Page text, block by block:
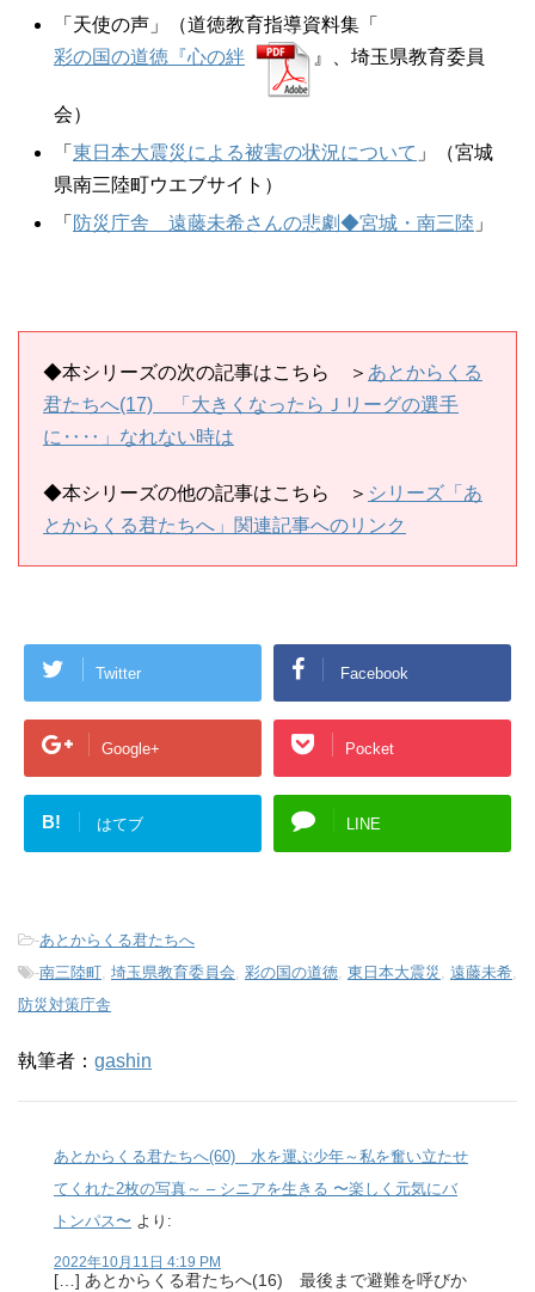
「天使の声」（道徳教育指導資料集「
彩の国の道徳『心の絆
』、埼玉県教育委員
会）
「 東日本大震災による被害の状況について 」（宮城
県南三陸町ウエブサイト）
「 防災庁舎 遠藤未希さんの悲劇◆宮城・南三陸 」
◆本シリーズの次の記事はこちら ＞ あとからくる
君たちへ(17) 「大きくなったらＪリーグの選手
に‥‥」なれない時は
◆本シリーズの他の記事はこちら ＞ シリーズ「あ
とからくる君たちへ」関連記事へのリンク
Twitter Facebook
Google+ Pocket
B! はてブ LINE
-あとからくる君たちへ
-南三陸町, 埼玉県教育委員会, 彩の国の道徳, 東日本大震災 , 遠藤未希,
防災対策庁舎
執筆者： gashin
あとからくる君たちへ(60) 水を運ぶ少年～私を奮い立たせ
てくれた2枚の写真～ – シニアを生きる 〜楽しく元気にバ
トンパス〜 より:
2022年10月11日 4:19 PM
[…] あとからくる君たちへ(16) 最後まで避難を呼びか